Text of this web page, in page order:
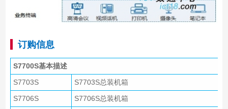
订购信息
S7700S基本描述
S7703S
S7703S总装机箱
S7706S
S7706S总装机箱